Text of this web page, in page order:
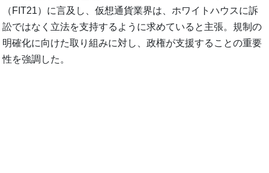
（FIT21）に言及し、仮想通貨業界は、ホワイトハウスに訴
訟ではなく立法を支持するように求めていると主張。規制の
明確化に向けた取り組みに対し、政権が支援することの重要
性を強調した。